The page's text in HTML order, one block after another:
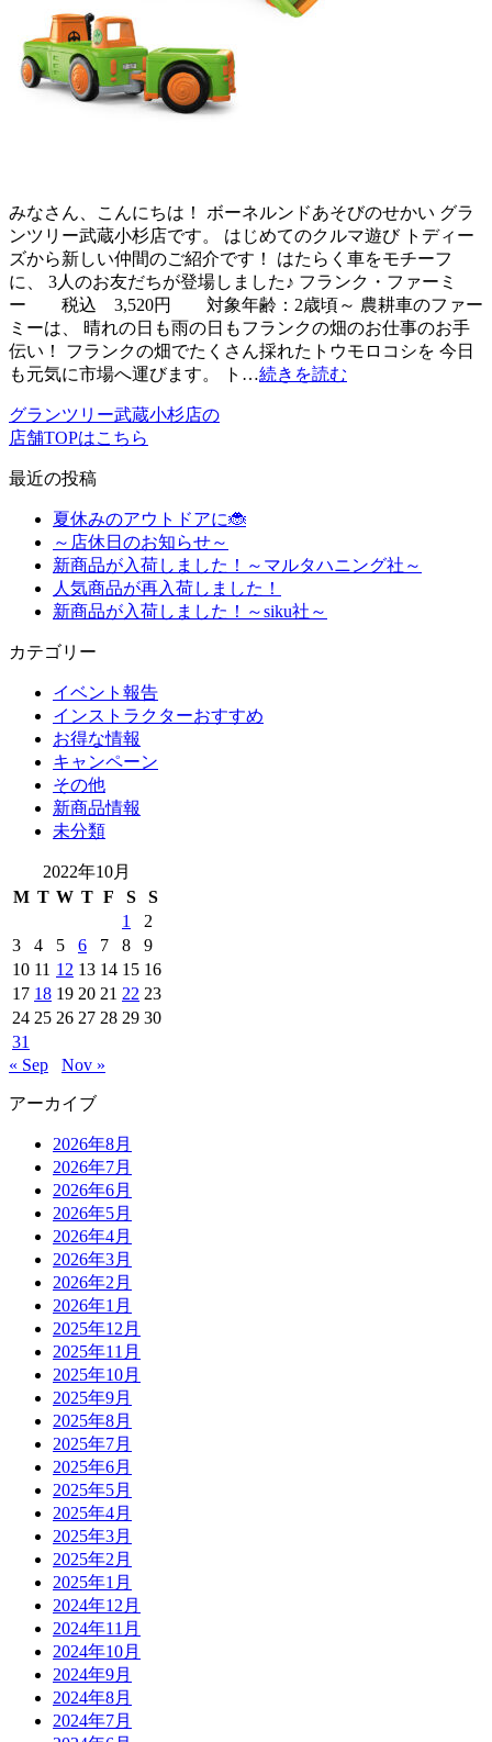
みなさん、こんにちは！ ボーネルンドあそびのせかい グラ
ンツリー武蔵小杉店です。 はじめてのクルマ遊び トディー
ズから新しい仲間のご紹介です！ はたらく車をモチーフ
に、 3人のお友だちが登場しました♪ フランク・ファーミ
ー 税込 3,520円 対象年齢：2歳頃～ 農耕車のファー
ミーは、 晴れの日も雨の日もフランクの畑のお仕事のお手
伝い！ フランクの畑でたくさん採れたトウモロコシを 今日
も元気に市場へ運びます。 ト…続きを読む
グランツリー武蔵小杉店の
店舗TOPはこちら
最近の投稿
夏休みのアウトドアに🐞
～店休日のお知らせ～
新商品が入荷しました！～マルタハニング社～
人気商品が再入荷しました！
新商品が入荷しました！～siku社～
カテゴリー
イベント報告
インストラクターおすすめ
お得な情報
キャンペーン
その他
新商品情報
未分類
2022年10月
M T W T F S
S
1
2
3
4 5 6 7 8
9
10 11 12 13 14 15 16
17 18 19 20 21 22 23
24 25 26 27 28 29 30
31
« Sep
Nov »
アーカイブ
2026年8月
2026年7月
2026年6月
2026年5月
2026年4月
2026年3月
2026年2月
2026年1月
2025年12月
2025年11月
2025年10月
2025年9月
2025年8月
2025年7月
2025年6月
2025年5月
2025年4月
2025年3月
2025年2月
2025年1月
2024年12月
2024年11月
2024年10月
2024年9月
2024年8月
2024年7月